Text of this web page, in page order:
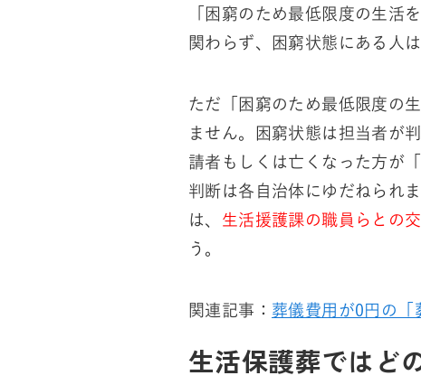
「困窮のため最低限度の生活
関わらず、困窮状態にある人
ただ「困窮のため最低限度の
ません。困窮状態は担当者が
請者もしくは亡くなった方が
判断は各自治体にゆだねられ
は、 生活援護課の職員らとの
う。
関連記事： 葬儀費用が0円の「
生活保護葬ではど